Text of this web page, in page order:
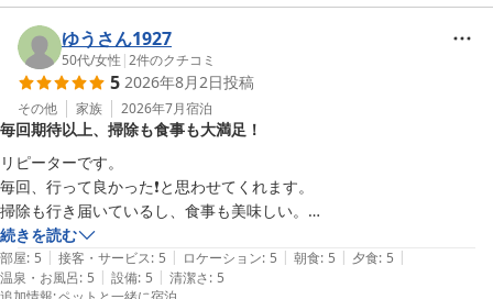
生日旅行に当館をお選びいただき、誠にありがとうございました。
また、スタッフへの温かいお言葉を頂戴し、大変嬉しく拝読いたし
ました。
12歳のお誕生日を迎えられたワンちゃんにも、他のワンちゃんたち
と仲良くお過ごしいただけたご様子で安心いたしました。お誕生日
ケーキを前に目をまん丸くして喜んでくれた姿を想像し、私どもも
心が温かくなりました。
ご主人様には飲み放題をお楽しみいただき、お風呂やお部屋でもご
ゆっくりお寛ぎいただけたとのこと、「最高の旅」とのお言葉はス
ゆうさん1927
50代/女性 |2件のクチコミ
5 2026年8月2日投稿
その他 家族 2026年7月宿泊
毎回期待以上、掃除も食事も大満足！
リピーターです。
毎回、行って良かった❗️と思わせてくれます。
掃除も行き届いているし、食事も美味しい。
スタッフのみなさんも優しい。
とてもオススメの宿です
続きを読む
部屋: 5 | 接客・サービス: 5 | ロケーション: 5 | 朝食: 5 | 夕食: 5 |
温泉・お風呂: 5 | 設備: 5 | 清潔さ: 5